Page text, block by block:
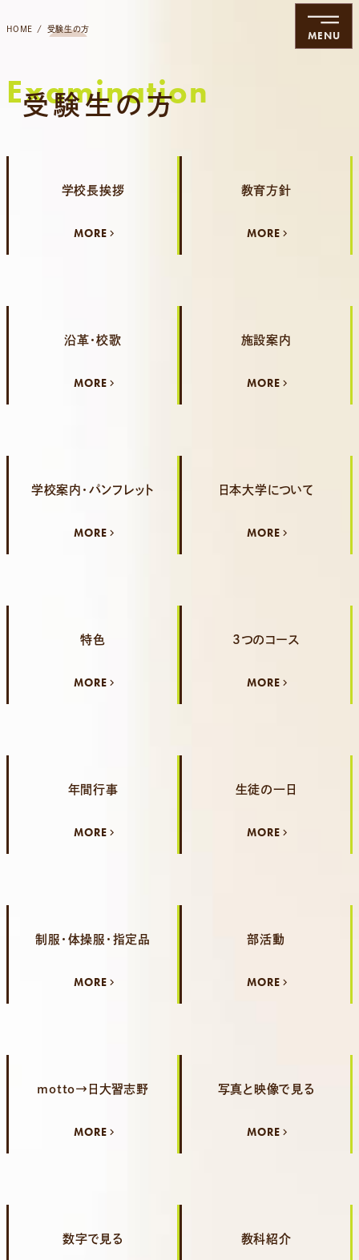
MENU
HOME 受験生の方
受験生の方
Examination
学校長挨拶
MORE
教育方針
MORE
沿革・校歌
MORE
施設案内
MORE
学校案内・パンフレット
MORE
日本大学について
MORE
特色
MORE
3つのコース
MORE
年間行事
MORE
生徒の一日
MORE
制服・体操服・指定品
MORE
部活動
MORE
motto→日大習志野
MORE
写真と映像で見る
MORE
数字で見る 教科紹介